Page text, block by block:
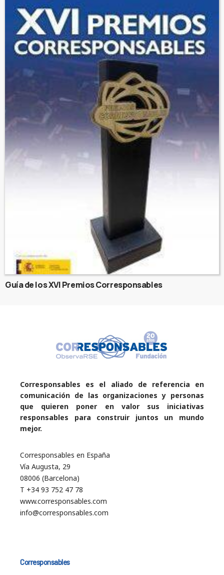
Guía de los XVI Premios Corresponsables
Corresponsables es el aliado de referencia en
comunicación de las organizaciones y personas
que quieren poner en valor sus iniciativas
responsables para construir juntos un mundo
mejor.
Corresponsables en España
Vía Augusta, 29
08006 (Barcelona)
T +34 93 752 47 78
www.corresponsables.com
info@corresponsables.com
Corresponsables